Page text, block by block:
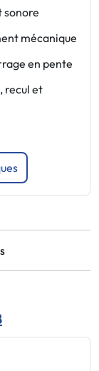
sonore
mécanique
en pente
recul et